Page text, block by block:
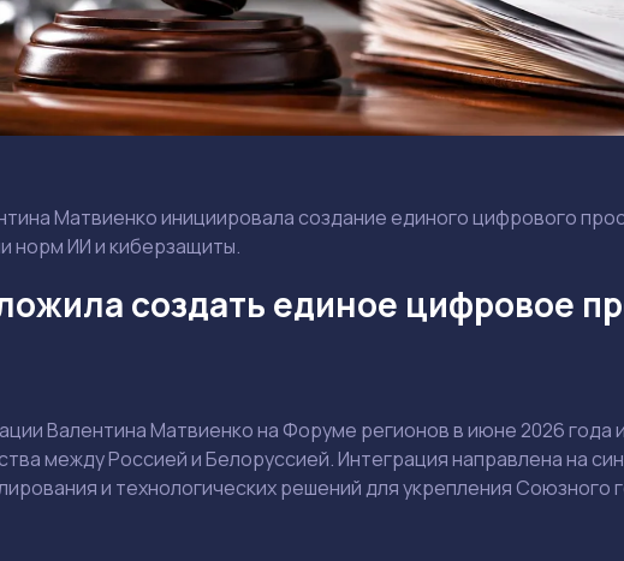
Матвиенко инициировала создание единого цифрового
норм ИИ и киберзащиты.
создать единое цифровое
Валентина Матвиенко на Форуме регионов в июне 2026 года
между Россией и Белоруссией. Интеграция направлена на
и технологических решений для укрепления Союзного